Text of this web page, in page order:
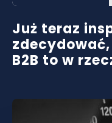
Już teraz
B2B to w